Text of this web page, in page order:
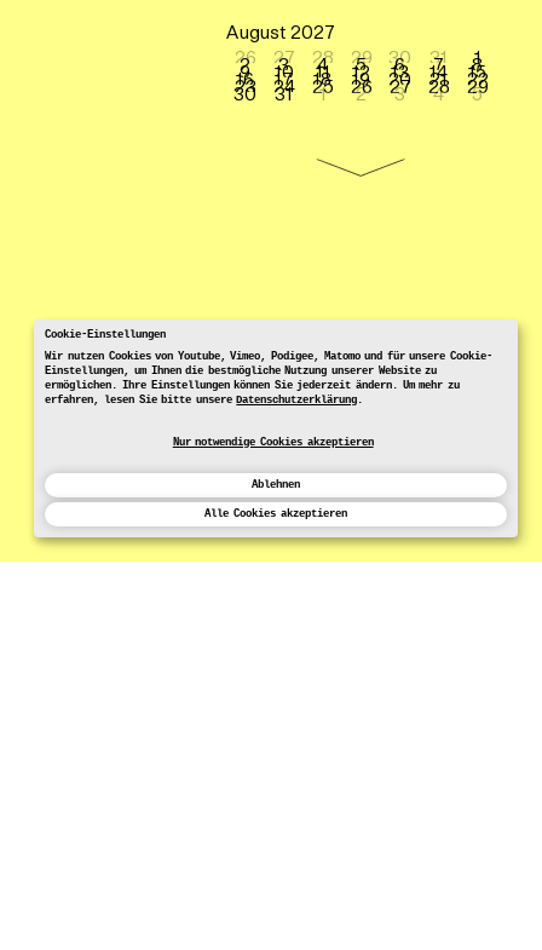
Cookie-Einstellungen
Wir nutzen Cookies von Youtube, Vimeo, Podigee, Matomo und für unsere Cookie-
Einstellungen, um Ihnen die bestmögliche Nutzung unserer Website zu
ermöglichen. Ihre Einstellungen können Sie jederzeit ändern. Um mehr zu
erfahren, lesen Sie bitte unsereDatenschutzerklärung.
Nur notwendige Cookies akzeptieren
Ablehnen
Alle Cookies akzeptieren
August 2027
26
27 28 29 30 31 1
2 3 4 5 6 7 8
9 10 11 12 13 14 15
16 17 18 19 20 21 22
23 24 25 26 27 28 29
30 31 1 2 3 4 5